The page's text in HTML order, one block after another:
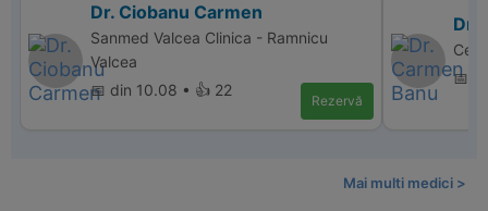
Dr. Ciobanu Carmen
Sanmed Valcea Clinica - Ramnicu
Valcea
📅 din 10.08 • 👍 22
Rezervă
Dr.
📅
Mai multi medici >